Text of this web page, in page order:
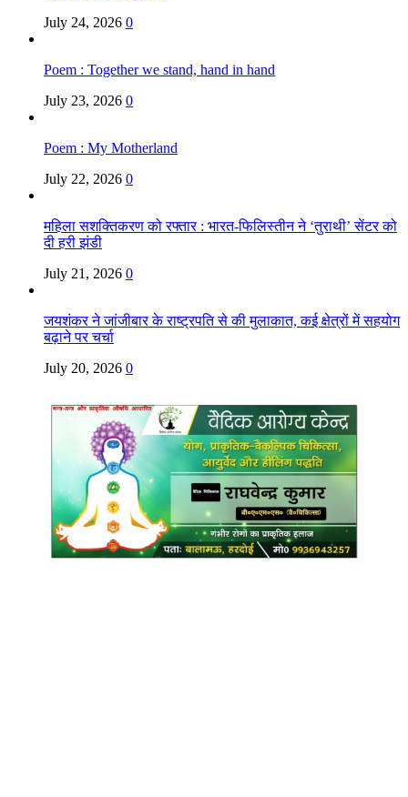
July 24, 2026 0
Poem : Together we stand, hand in hand
July 23, 2026 0
Poem : My Motherland
July 22, 2026 0
महिला सशक्तिकरण को रफ्तार : भारत-फिलिस्तीन ने ‘तुराथी’ सेंटर को
दी हरी झंडी
July 21, 2026 0
जयशंकर ने जांजीबार के राष्ट्रपति से की मुलाकात, कई क्षेत्रों में सहयोग
बढ़ाने पर चर्चा
July 20, 2026 0